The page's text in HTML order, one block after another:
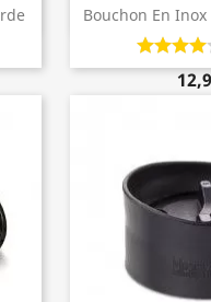
Bouchon En
Gourdes
